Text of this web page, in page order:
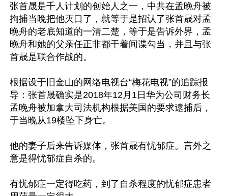
张首晟是千人计划的创始人之一，中共在孟晚舟被
拘捕当晚把他灭口了，就等于是招认了张首晟对孟
晚舟的老底知道的一清二楚，等于是告诉外界，孟
晚舟和她的父亲任正非都干着间谍勾当，并且与张
首晟是联合作战的。
根据设于旧金山的网络电视台“梅花电视”的追踪报
导：张首晟确实是2018年12月1日华为公司财务长
孟晚舟被加拿大司法机构根据美国的要求逮捕后，
于当晚从19楼坠下身亡。
他的妻子后来告诉媒体，张首晟有忧郁症。言外之
意是得忧郁症自杀的。
有忧郁症一定得吃药，到了自杀程度的忧郁症患者